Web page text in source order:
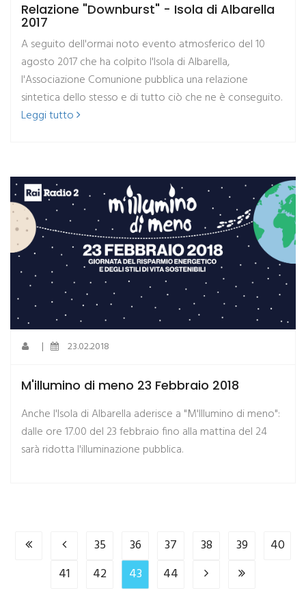
Relazione "Downburst" - Isola di Albarella
2017
A seguito dell'ormai noto evento atmosferico del 10
agosto 2017 che ha colpito l'Isola di Albarella,
l'Associazione Comunione pubblica una relazione
sintetica dello stesso e di tutto ciò che ne è conseguito.
Leggi tutto
| 23.02.2018
M'illumino di meno 23 Febbraio 2018
Anche l'Isola di Albarella aderisce a "M'Illumino di meno":
dalle ore 17.00 del 23 febbraio fino alla mattina del 24
sarà ridotta l'illuminazione pubblica.
35 36 37 38 39
40
41
42 43 44